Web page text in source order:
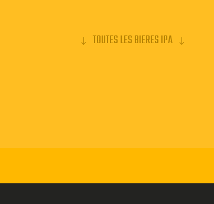
TOUTES LES BIERES IPA